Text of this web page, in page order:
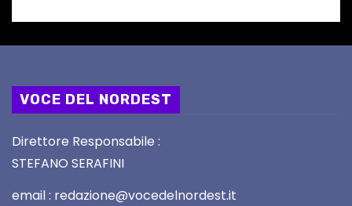
VOCE DEL NORDEST
Direttore Responsabile :
STEFANO SERAFINI
email : redazione@vocedelnordest.it